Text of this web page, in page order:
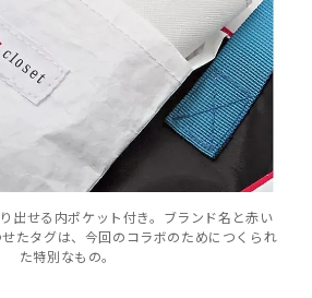
出せる内ポケット付き。ブランド名と赤い
せたタグは、今回のコラボのためにつくられ
た特別なもの。